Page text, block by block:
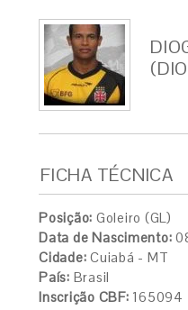
FICHA TÉCNICA
Posição: Goleiro (GL)
Data de Nascimento:
Cidade: Cuiabá - MT
País: Brasil
Inscrição CBF: 165094